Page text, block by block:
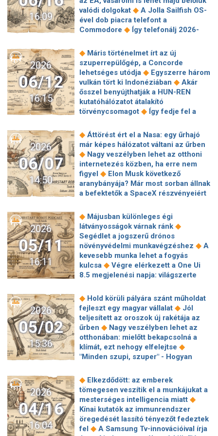
GTA VI előrendelése◆Földönkívüli
élet nyomaira bukkanhatott a Mars
felszínén a Perseverance marsjáró
A Samsungot másolja az egyik nagy
Nothing Cmf Phone 3 Pro ◆
AI1: adatközpont a Föld körüli pályán
16:09
valódi dolgokat ◆ A Jolla Sailfish OS-
ével dob piacra telefont a
Commodore ◆ Így telefonálj 2026-
Hamarosan betiltják a mesterséges
intelligenciával vetkőztető appokat az
EU-ban ◆A Gmail AI-összefoglalói
mindenkinél bekapcsoltak – így
kapcsolhatod ki
◆Meglepő húzásra
készülhet az Apple, és ettől sokkal
jobb vétel lehet majd az iPhone 18
2026
06/12
16:15
◆ Máris történelmet írt az új
szuperrepülőgép, a Concorde
lehetséges utódja ◆ Egyszerre három
vulkán tört ki Indonéziában ◆ Akár
ősszel benyújthatják a HUN-REN
kutatóhálózatot átalakító
törvénycsomagot ◆ Így fedje fel a
hozza ki belőle a maximumot! ◆
Újabb
patkány húzás a Google-től◆ Elon
Musk egyetlen nap alatt új szintre
emelheti vagyonát a SpaceX eddigi
legnagyobb dobásával ◆A
Mesterséges Intelligencia
feleslegessé teheti a diplomát?
2026
06/07
14:50
◆ Áttörést ért el a Nasa: egy űrhajó
már képes hálózatot váltani az űrben
◆ Nagy veszélyben lehet az otthoni
internetezés közben, ha erre nem
figyel ◆ Elon Musk következő
aranybányája? Már most sorban állnak
a befektetők a SpaceX részvényeiért
kapacitást a Google a SpaceX-től
2026
05/11
16:11
◆ Májusban különleges égi
látványosságok várnak ránk ◆
Segédlet a jogszerű drónos
növényvédelmi munkavégzéshez ◆ A
kevesebb munka lehet a fogyás
kulcsa ◆ Végre elérkezett a One Ui
8.5 megjelenési napja: világszerte
újságíró pótolhatatlan, bár már engem
is váltott le az AI” – Kert Attila a média
jövőjéről◆Riasztás a Linux
rendszereket érintő Dirty Frag
sérülékenységről◆Új technológia: az
autó önállóan védekezne a parkolási
balesetek ellen
◆Bosch – Mobilis
program: Robotokkal és MI-vel tanul
tudja kirúgni Elon Muskot – így
döntött a SpaceX
2026
05/02
15:36
◆ Hold körüli pályára szánt műholdat
fejleszt egy magyar vállalat ◆ Jól
teljesített az oroszok új rakétája az
űrben ◆ Nagy veszélyben lehet az
otthonában: mielőtt bekapcsolná a
klímát, ezt nehogy elfelejtse ◆
"Minden szupi, szuper" - Hogyan
valóságát? ◆Sújtó áron érkezik
hazánkba az extrém fotós
képességekkel kecsegtető
csodatelefon ◆ Harry Potter-rajongók
figyelem: megint ingyen adják a
Hogwarts Legacy-t! ◆ 200
2026
04/16
16:04
◆ Elkezdődött: az emberek
tömegesen veszítik el a munkájukat a
mesterséges intelligencia miatt ◆
Kínai kutatók az immunrendszer
öregedését lassító tényezőt fedeztek
fel ◆ A Samsung Tv-innovációival írja